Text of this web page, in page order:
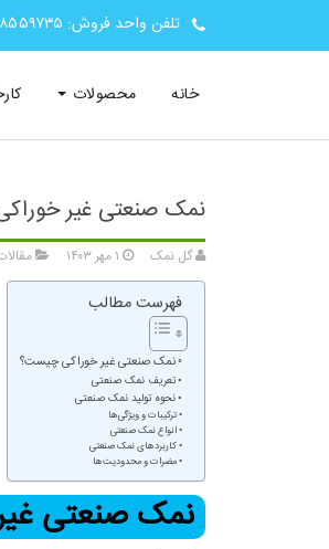
تلفن واحد فروش:
خانه محصولات
نمک صنعتی غیر
گل نمک
فهرست مطالب
نمک صنعتی غیر خوراکی چیست؟
تعریف نمک صنعتی
نحوه تولید نمک صنعتی
ترکیبات و ویژگی‌ها
انواع نمک صنعتی
کاربردهای نمک صنعتی
مضرات و محدودیت‌ها
نمک صنعتی